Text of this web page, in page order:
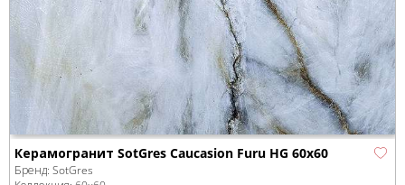
Керамогранит SotGres Caucasion Furu HG 60x60
Бренд: SotGres